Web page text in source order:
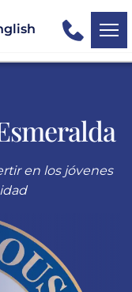
en los jóvenes